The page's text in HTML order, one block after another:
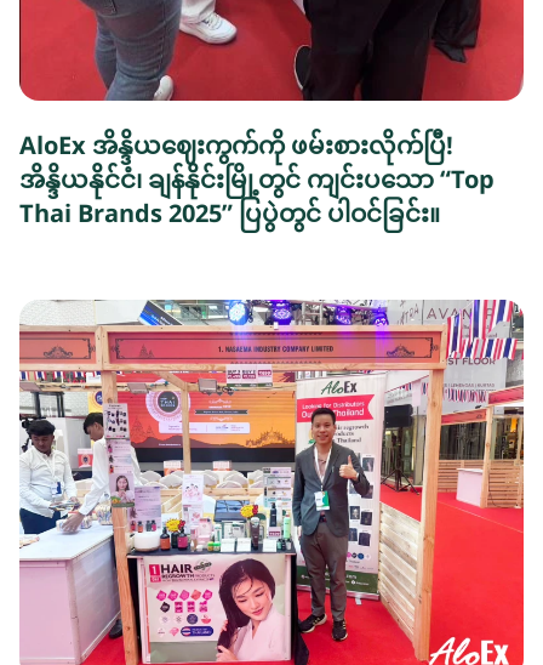
AloEx အိန္ဒိယဈေးကွက်ကို ဖမ်းစားလိုက်ပြီ!
အိန္ဒိယနိုင်ငံ၊ ချန်နိုင်းမြို့တွင် ကျင်းပသော “Top
Thai Brands 2025” ပြပွဲတွင် ပါဝင်ခြင်း။